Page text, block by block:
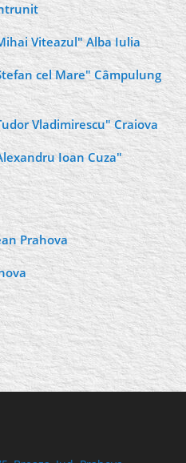
Viteazul" Alba Iulia
cel Mare" Câmpulung
Vladimirescu" Craiova
Ioan Cuza"
Prahova